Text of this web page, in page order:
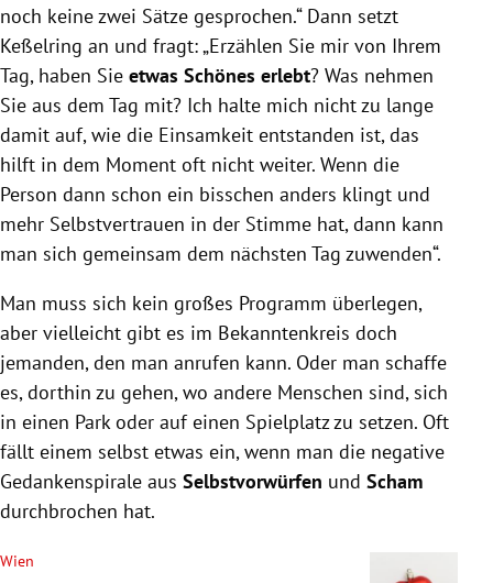
noch keine zwei Sätze gesprochen.“ Dann setzt
Keßelring an und fragt: „Erzählen Sie mir von Ihrem
Tag, haben Sie etwas Schönes erlebt? Was nehmen
Sie aus dem Tag mit? Ich halte mich nicht zu lange
damit auf, wie die Einsamkeit entstanden ist, das
hilft in dem Moment oft nicht weiter. Wenn die
Person dann schon ein bisschen anders klingt und
mehr Selbstvertrauen in der Stimme hat, dann kann
man sich gemeinsam dem nächsten Tag zuwenden“.
Man muss sich kein großes Programm überlegen,
aber vielleicht gibt es im Bekanntenkreis doch
jemanden, den man anrufen kann. Oder man schaffe
es, dorthin zu gehen, wo andere Menschen sind, sich
in einen Park oder auf einen Spielplatz zu setzen. Oft
fällt einem selbst etwas ein, wenn man die negative
Gedankenspirale aus Selbstvorwürfen und Scham
durchbrochen hat.
Wien